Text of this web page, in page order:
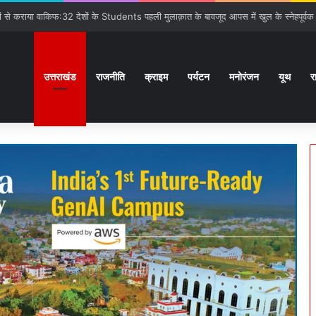
रेलवे स्टेशन पर रुकेगी अछनेरा-टनकपुर Express
उत्तराखंड राजनीति क्राइम पर्यटन मनोरंजन यूथ